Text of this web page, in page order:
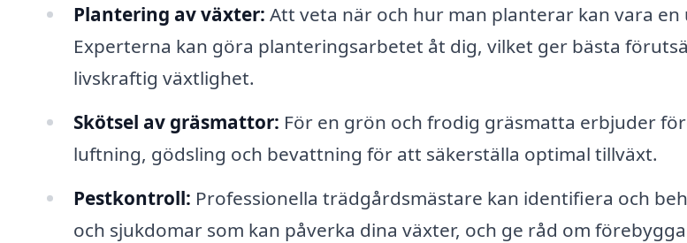
Plantering av växter: Att veta när och hur man planterar kan vara en
Experterna kan göra planteringsarbetet åt dig, vilket ger bästa
livskraftig växtlighet.
Skötsel av gräsmattor: För en grön och frodig gräsmatta erbjuder
luftning, gödsling och bevattning för att säkerställa optimal tillväxt.
Pestkontroll: Professionella trädgårdsmästare kan identifiera och
och sjukdomar som kan påverka dina växter, och ge råd om